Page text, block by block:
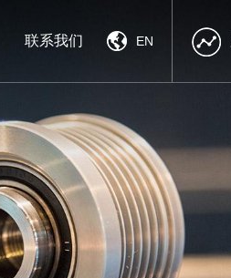
南方精工
雄厚的技术力量
优质的产品
南方精工
雄厚的技术力量
优质的产品
南方精工
雄厚的技术力量
优质的产品
联系我们 EN